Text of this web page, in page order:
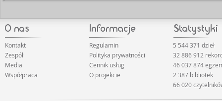
Kontakt
Zespół
Media
Współpraca
Regulamin
Polityka prywatności
Cennik usług
O projekcie
5 544 371 dzieł
32 886 912
46 037 874
2 387 bibliotek
66 020